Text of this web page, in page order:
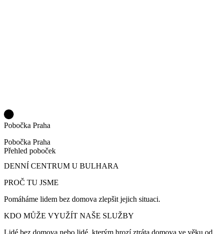
Pobočka Praha
Pobočka Praha
Přehled poboček
DENNÍ CENTRUM U BULHARA
PROČ TU JSME
Pomáháme lidem bez domova zlepšit jejich situaci.
KDO MŮŽE VYUŽÍT NAŠE SLUŽBY
Lidé bez domova nebo lidé, kterým hrozí ztráta domova ve věku od